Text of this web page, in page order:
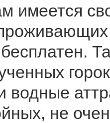
имеется
водные
не